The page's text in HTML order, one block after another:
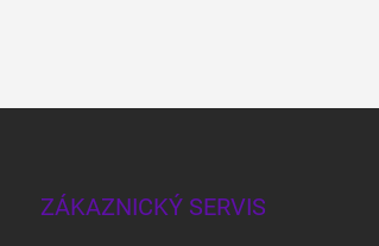
ZÁKAZNICKÝ SERVIS